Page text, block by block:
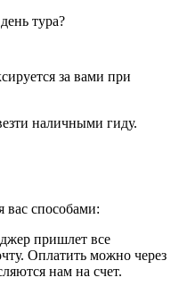
тура?
за вами при
наличными гиду.
способами:
пришлет все
Оплатить можно через
нам на счет.